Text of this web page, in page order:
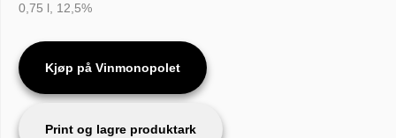
0,75 l, 12,5%
Kjøp på Vinmonopolet
Print og lagre produktark